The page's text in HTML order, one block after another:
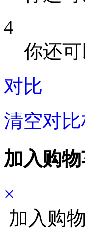
4
你还
对比
清空对比
加入购
×
加入购